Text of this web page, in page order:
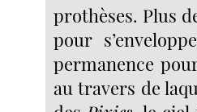
prothèses. Plus
pour
permanence
au travers de